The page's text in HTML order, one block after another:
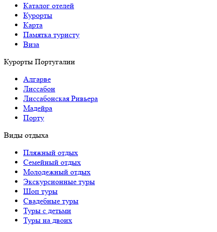
Каталог отелей
Курорты
Карта
Памятка туристу
Виза
Курорты Португалии
Алгарве
Лиссабон
Лиссабонская Ривьера
Мадейра
Порту
Виды отдыха
Пляжный отдых
Семейный отдых
Молодежный отдых
Экскурсионные туры
Шоп туры
Свадебные туры
Туры с детьми
Туры на двоих